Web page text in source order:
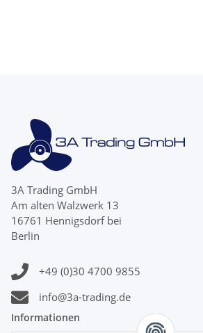
3A Trading GmbH
Am alten Walzwerk 13
16761 Hennigsdorf bei
Berlin
+49 (0)30 4700 9855
info@3a-trading.de
Informationen